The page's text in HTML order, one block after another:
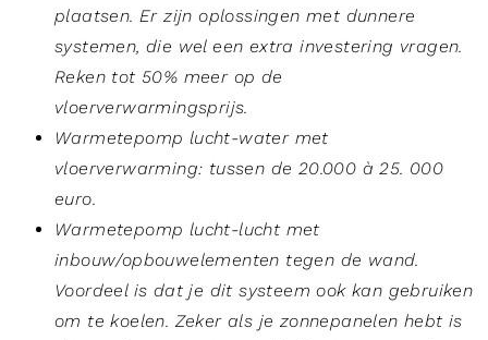
plaatsen. Er zijn oplossingen met dunnere
systemen, die wel een extra investering vragen.
Reken tot 50% meer op de
vloerverwarmingsprijs.
Warmetepomp lucht-water met
vloerverwarming: tussen de 20.000 à 25. 000
euro.
Warmetepomp lucht-lucht met
inbouw/opbouwelementen tegen de wand.
Voordeel is dat je dit systeem ook kan gebruiken
om te koelen. Zeker als je zonnepanelen hebt is